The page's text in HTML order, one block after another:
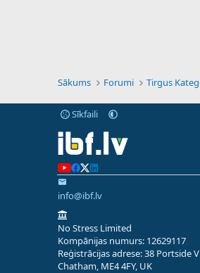
Sākums Forumi Tirgus
Sīkfaili
info@ibf.lv
No Stress Limited
Kompānijas numurs: 12629117
Reģistrācijas adrese: 38 Portside
Chatham, ME4 4FY, UK